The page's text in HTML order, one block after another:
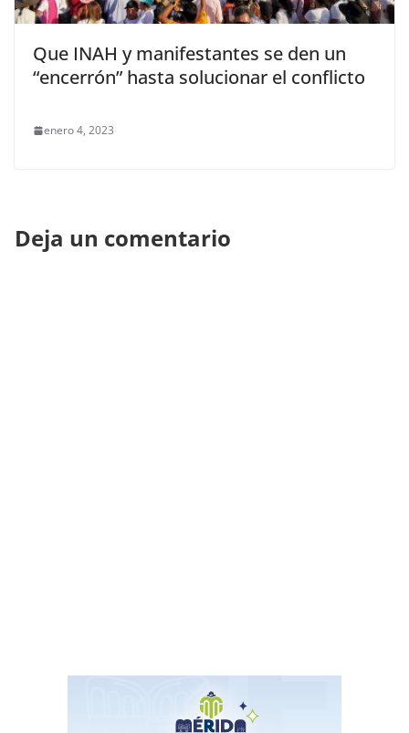
Que INAH y manifestantes se den un
“encerrón” hasta solucionar el conflicto
enero 4, 2023
Deja un comentario